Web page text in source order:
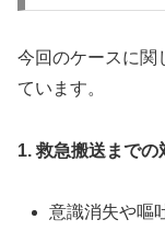
今回のケースに関
ています。
1. 救急搬送までの
意識消失や嘔